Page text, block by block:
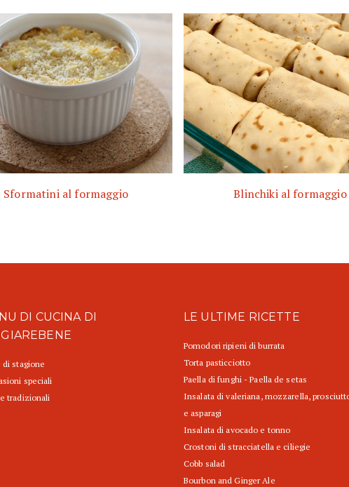
Sformatini al formaggio Blinchiki al formaggio
DI CUCINA DI
di stagione
speciali
tradizionali
LE ULTIME RICETTE
Pomodori ripieni di burrata
Torta pasticciotto
Paella di funghi - Paella de setas
Insalata di valeriana, mozzarella,
e asparagi
Insalata di avocado e tonno
Crostoni di stracciatella e ciliegie
Cobb salad
Bourbon and Ginger Ale